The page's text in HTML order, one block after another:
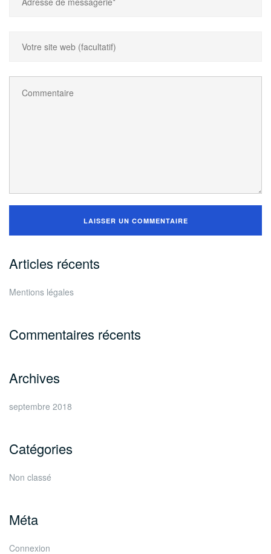
Articles récents
Mentions légales
Commentaires récents
Archives
septembre 2018
Catégories
Non classé
Méta
Connexion